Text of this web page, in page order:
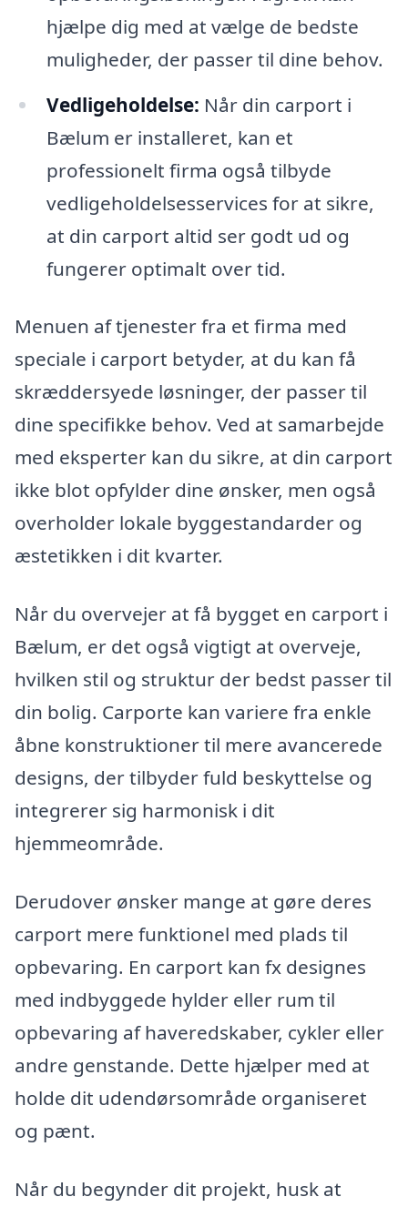
hjælpe dig med at vælge de bedste
muligheder, der passer til dine behov.
Vedligeholdelse: Når din carport i
Bælum er installeret, kan et
professionelt firma også tilbyde
vedligeholdelsesservices for at sikre,
at din carport altid ser godt ud og
fungerer optimalt over tid.
Menuen af tjenester fra et firma med
speciale i carport betyder, at du kan få
skræddersyede løsninger, der passer til
dine specifikke behov. Ved at samarbejde
med eksperter kan du sikre, at din carport
ikke blot opfylder dine ønsker, men også
overholder lokale byggestandarder og
æstetikken i dit kvarter.
Når du overvejer at få bygget en carport i
Bælum, er det også vigtigt at overveje,
hvilken stil og struktur der bedst passer til
din bolig. Carporte kan variere fra enkle
åbne konstruktioner til mere avancerede
designs, der tilbyder fuld beskyttelse og
integrerer sig harmonisk i dit
hjemmeområde.
Derudover ønsker mange at gøre deres
carport mere funktionel med plads til
opbevaring. En carport kan fx designes
med indbyggede hylder eller rum til
opbevaring af haveredskaber, cykler eller
andre genstande. Dette hjælper med at
holde dit udendørsområde organiseret
og pænt.
Når du begynder dit projekt, husk at